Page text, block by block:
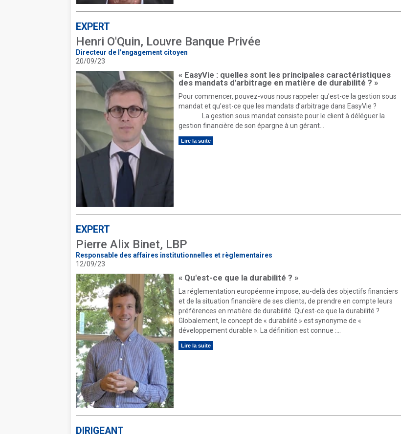
EXPERT
Henri O'Quin, Louvre Banque Privée
Directeur de l'engagement citoyen
20/09/23
« EasyVie : quelles sont les principales caractéristiques
des mandats d'arbitrage en matière de durabilité ? »
Pour commencer, pouvez-vous nous rappeler qu’est-ce la gestion sous
mandat et qu’est-ce que les mandats d’arbitrage dans EasyVie ?
La gestion sous mandat consiste pour le client à déléguer la
gestion financière de son épargne à un gérant...
Lire la suite
EXPERT
Pierre Alix Binet, LBP
Responsable des affaires institutionnelles et règlementaires
12/09/23
« Qu'est-ce que la durabilité ? »
La réglementation européenne impose, au-delà des objectifs financiers
et de la situation financière de ses clients, de prendre en compte leurs
préférences en matière de durabilité. Qu’est-ce que la durabilité ?
Globalement, le concept de « durabilité » est synonyme de «
développement durable ». La définition est connue :...
Lire la suite
DIRIGEANT